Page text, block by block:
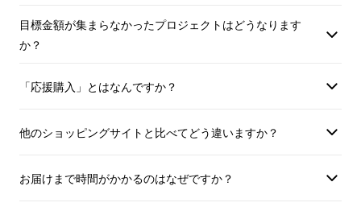
アできたら…」そんな声から生まれた「ながら
らにバージョンアップしました！
1.リモートワークで負担が大きく
ア"できる！
目標金額が集まらなかったプロジェクトはどうなります
か？
「応援購入」とはなんですか？
他のショッピングサイトと比べてどう違いますか？
お届けまで時間がかかるのはなぜですか？